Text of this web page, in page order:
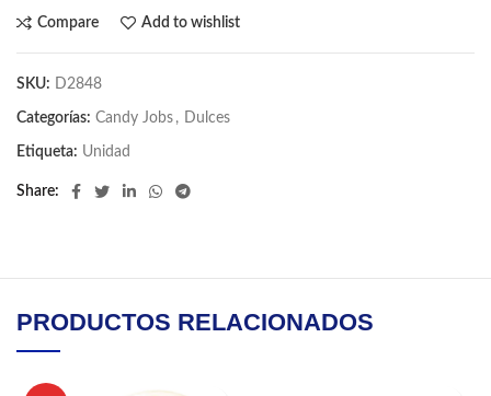
Compare Add to wishlist
SKU: D2848
Categorías: Candy Jobs , Dulces
Etiqueta: Unidad
Share
PRODUCTOS RELACIONADOS